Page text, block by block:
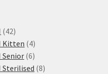
4242
produktů
Kitten 44
produkty
Senior 66
produktů
Sterilised 88